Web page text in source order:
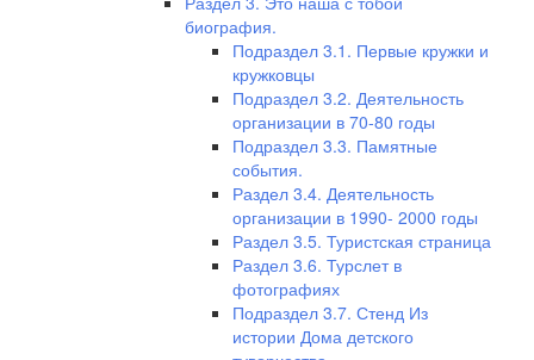
биография.
Подраздел 3.1. Первые кружки и
кружковцы
Подраздел 3.2. Деятельность
организации в 70-80 годы
Подраздел 3.3. Памятные
события.
Раздел 3.4. Деятельность
организации в 1990- 2000 годы
Раздел 3.5. Туристская страница
Раздел 3.6. Турслет в
фотографиях
Подраздел 3.7. Стенд Из
истории Дома детского